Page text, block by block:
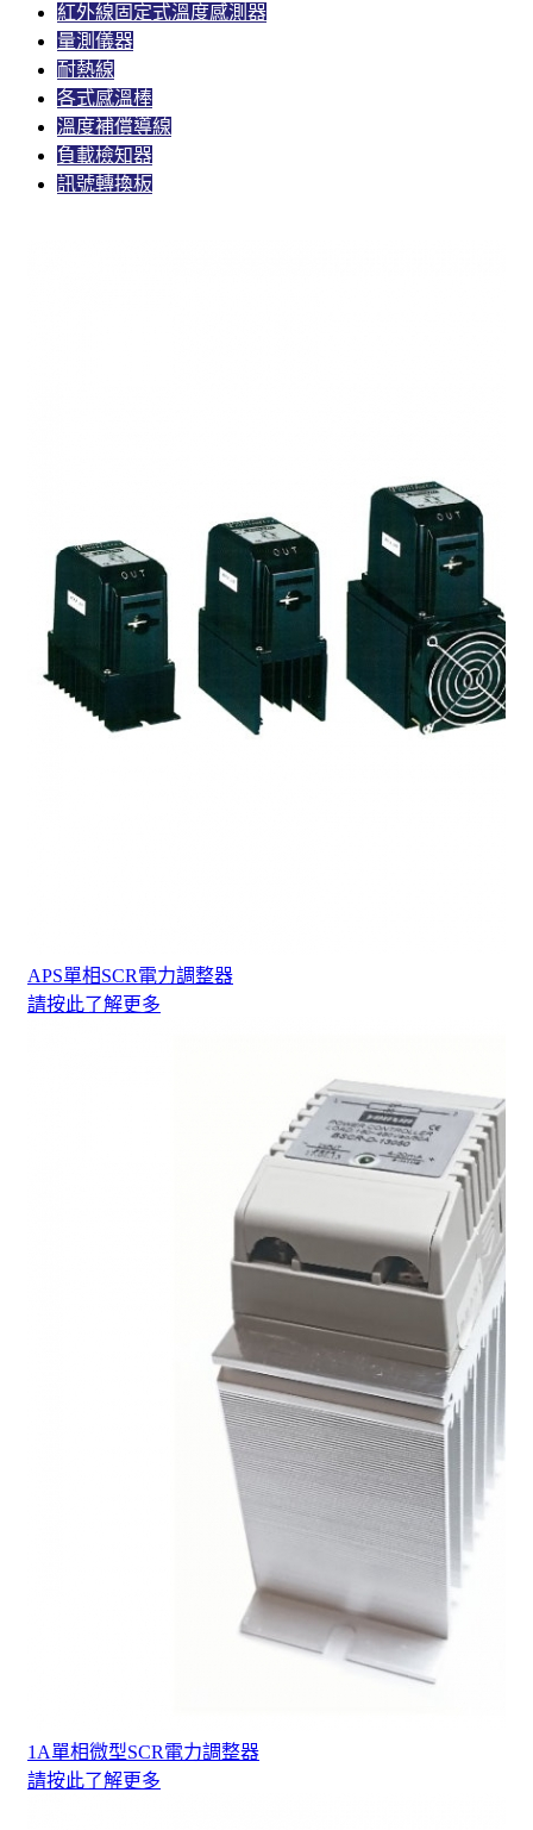
紅外線固定式溫度感測器
量測儀器
耐熱線
各式感溫棒
溫度補償導線
負載檢知器
訊號轉換板
APS單相SCR電力調整器
請按此了解更多
1A單相微型SCR電力調整器
請按此了解更多